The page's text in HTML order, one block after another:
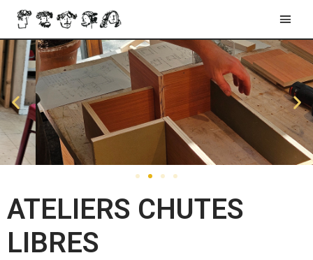
ATELIERS CHUTES
LIBRES